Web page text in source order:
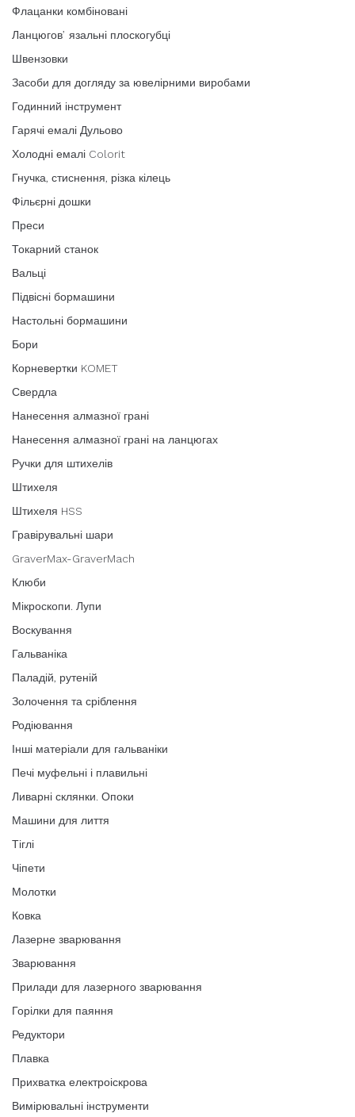
Флацанки комбіновані
Ланцюговʼязальні плоскогубці
Швензовки
Засоби для догляду за ювелірними виробами
Годинний інструмент
Гарячі емалі Дульово
Холодні емалі Colorit
Гнучка, стиснення, різка кілець
Фільєрні дошки
Преси
Токарний станок
Вальці
Підвісні бормашини
Настольні бормашини
Бори
Корневертки KOMET
Свердла
Нанесення алмазної грані
Нанесення алмазної грані на ланцюгах
Ручки для штихелів
Штихеля
Штихеля HSS
Гравірувальні шари
GraverMax-GraverMach
Клюби
Мікроскопи. Лупи
Воскування
Гальваніка
Паладій, рутеній
Золочення та сріблення
Родіювання
Інші матеріали для гальваніки
Печі муфельні і плавильні
Ливарні склянки. Опоки
Машини для лиття
Тіглі
Чіпети
Молотки
Ковка
Лазерне зварювання
Зварювання
Прилади для лазерного зварювання
Горілки для паяння
Редуктори
Плавка
Прихватка електроіскрова
Вимірювальні інструменти